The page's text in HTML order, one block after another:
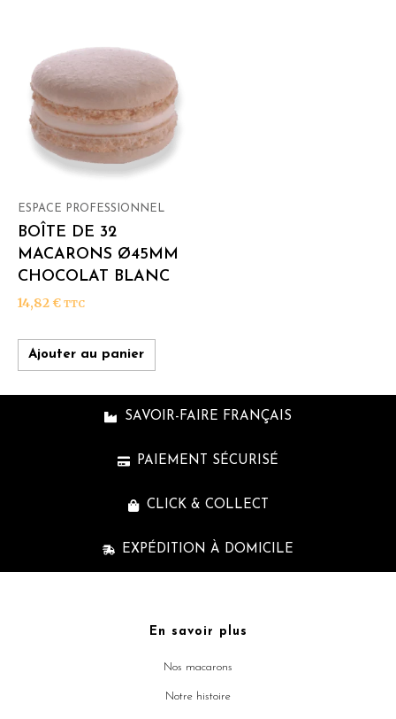
ESPACE PROFESSIONNEL
BOÎTE DE 32
MACARONS Ø45MM
CHOCOLAT BLANC
14,82 € TTC
Ajouter au panier
SAVOIR-FAIRE FRANÇAIS
PAIEMENT SÉCURISÉ
CLICK & COLLECT
EXPÉDITION À DOMICILE
En savoir plus
Nos macarons
Notre histoire